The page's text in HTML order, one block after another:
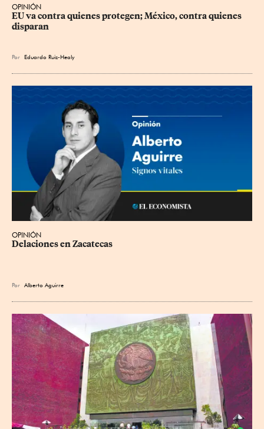
OPINIÓN
EU va contra quienes protegen; México, contra quienes
disparan
Por Eduardo Ruiz-Healy
OPINIÓN
Delaciones en Zacatecas
Por Alberto Aguirre